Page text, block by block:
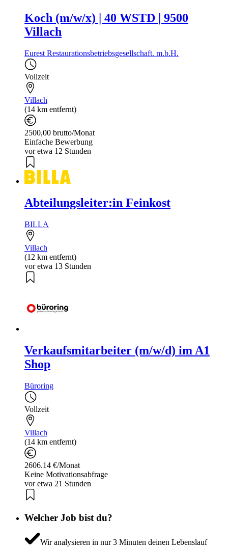
Koch (m/w/x) | 40 WSTD | 9500
Villach
Eurest Restaurationsbetriebsgesellschaft. m.b.H.
Vollzeit
Villach
(14 km entfernt)
2500,00 brutto/Monat
Einfache Bewerbung
vor etwa 12 Stunden
Abteilungsleiter:in Feinkost
BILLA
Villach
(12 km entfernt)
vor etwa 13 Stunden
Verkaufsmitarbeiter (m/w/d) im A1
Shop
Büroring
Vollzeit
Villach
(14 km entfernt)
2606.14 €/Monat
Keine Motivationsabfrage
vor etwa 21 Stunden
Welcher Job bist du?
Wir analysieren in nur 3 Minuten deinen Lebenslauf